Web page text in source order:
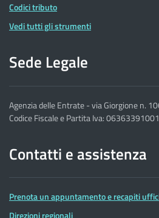
Codici tributo
Vedi tutti gli strumenti
Sede Legale
Agenzia delle Entrate - via Giorgione n.
Codice Fiscale e Partita Iva: 06363391001
Contatti e assistenza
Prenota un appuntamento e recapiti